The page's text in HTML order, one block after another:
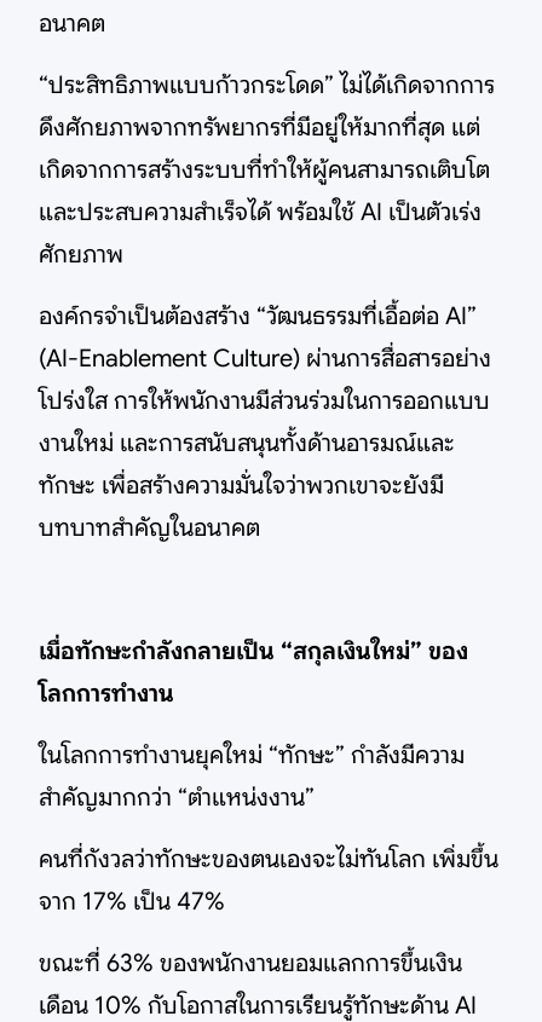
อนาคต
“ประสิทธิภาพแบบก้าวกระโดด” ไม่ได้เกิดจากการ
ดึงศักยภาพจากทรัพยากรที่มีอยู่ให้มากที่สุด แต่
เกิดจากการสร้างระบบที่ทำให้ผู้คนสามารถเติบโต
และประสบความสำเร็จได้ พร้อมใช้ AI เป็นตัวเร่ง
ศักยภาพ
องค์กรจำเป็นต้องสร้าง “วัฒนธรรมที่เอื้อต่อ AI”
(AI-Enablement Culture) ผ่านการสื่อสารอย่าง
โปร่งใส การให้พนักงานมีส่วนร่วมในการออกแบบ
งานใหม่ และการสนับสนุนทั้งด้านอารมณ์และ
ทักษะ เพื่อสร้างความมั่นใจว่าพวกเขาจะยังมี
บทบาทสำคัญในอนาคต
เมื่อทักษะกำลังกลายเป็น “สกุลเงินใหม่” ของ
โลกการทำงาน
ในโลกการทำงานยุคใหม่ “ทักษะ” กำลังมีความ
สำคัญมากกว่า “ตำแหน่งงาน”
คนที่กังวลว่าทักษะของตนเองจะไม่ทันโลก เพิ่มขึ้น
จาก 17% เป็น 47%
ขณะที่ 63% ของพนักงานยอมแลกการขึ้นเงิน
เดือน 10% กับโอกาสในการเรียนรู้ทักษะด้าน AI